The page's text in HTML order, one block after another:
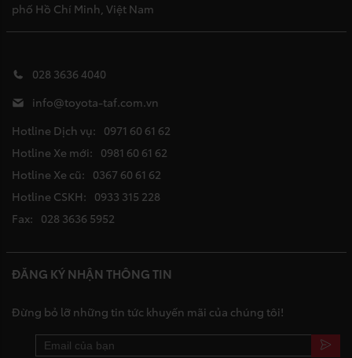
phố Hồ Chí Minh, Việt Nam
028 3636 4040
info@toyota-taf.com.vn
Hotline Dịch vụ: 0971 60 61 62
Hotline Xe mới: 0981 60 61 62
Hotline Xe cũ: 0367 60 61 62
Hotline CSKH: 0933 315 228
Fax: 028 3636 5952
ĐĂNG KÝ NHẬN THÔNG TIN
Đừng bỏ lỡ những tin tức khuyến mãi của chúng tôi!